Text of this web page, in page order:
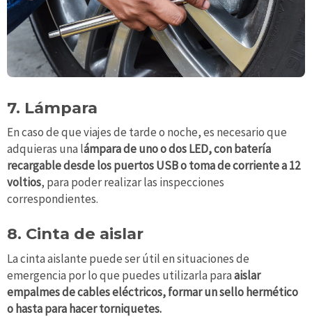
7. Lámpara
En caso de que viajes de tarde o noche, es necesario que
adquieras una lámpara de uno o dos LED, con batería
recargable desde los puertos USB o toma de corriente a 12
voltios, para poder realizar las inspecciones
correspondientes.
8. Cinta de aislar
La cinta aislante puede ser útil en situaciones de
emergencia por lo que puedes utilizarla paraaislar
empalmes de cables eléctricos, formar un sello hermético
o hasta para hacer torniquetes.